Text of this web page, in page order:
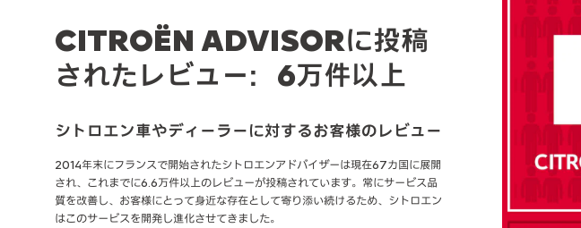
CITROËN ADVISORに投稿
されたレビュー：6万件以上
シトロエン車やディーラーに対するお客様のレビュー
2014年末にフランスで開始されたシトロエンアドバイザーは現在67カ国に展開
され、これまでに6.6万件以上のレビューが投稿されています。常にサービス品
質を改善し、お客様にとって身近な存在として寄り添い続けるため、シトロエン
はこのサービスを開発し進化させてきました。